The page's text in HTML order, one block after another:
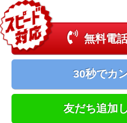
福井県
長野県
山梨県
中国エリア
鳥取県
広島県
無料電
30秒でカ
友だち追加